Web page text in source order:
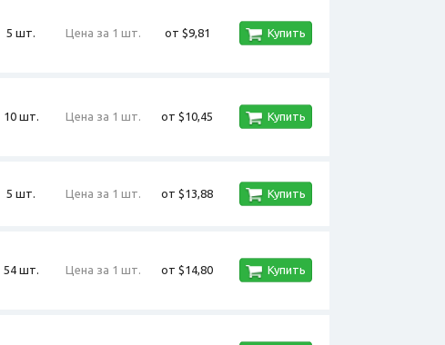
5 шт. Цена за 1 шт. от $9,81 Купить
10 шт. Цена за 1 шт. от $10,45 Купить
5 шт. Цена за 1 шт. от $13,88 Купить
54 шт. Цена за 1 шт. от $14,80 Купить